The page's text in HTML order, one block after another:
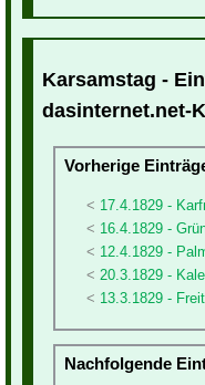
Karsamstag -
dasinternet.net-
Vorherige
17.4.1829 -
16.4.1829 -
12.4.1829 -
20.3.1829 -
13.3.1829 -
Nachfolgende